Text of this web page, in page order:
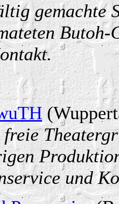
gemachte
freie
und